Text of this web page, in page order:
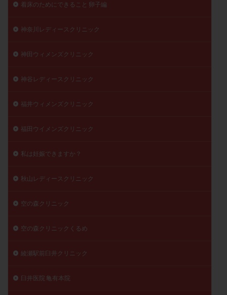
着床のためにできること 卵子編
神奈川レディースクリニック
神田ウィメンズクリニック
神谷レディースクリニック
福井ウィメンズクリニック
福田ウイメンズクリニック
私は妊娠できますか？
秋山レディースクリニック
空の森クリニック
空の森クリニックくるめ
綾瀬駅前臼井クリニック
臼井医院 亀有本院